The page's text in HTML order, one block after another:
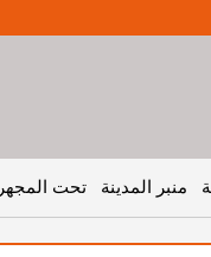
منبر المدينة تحت المجهر